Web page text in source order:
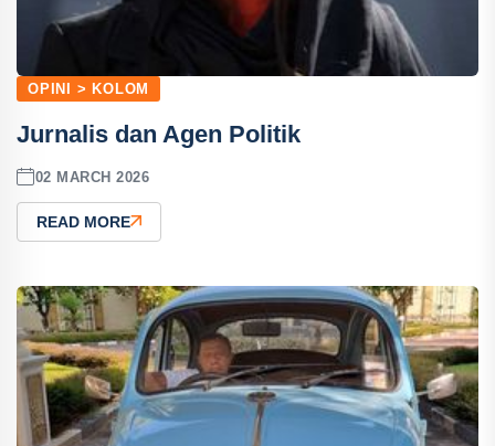
OPINI > KOLOM
Jurnalis dan Agen Politik
02 MARCH 2026
READ MORE